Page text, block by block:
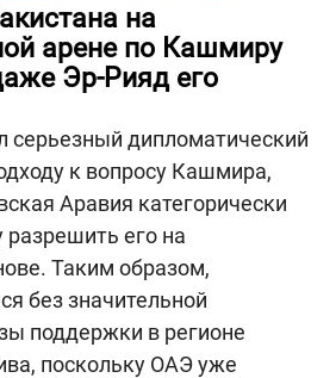
на
арене по Кашмиру
Эр-Рияд его
серьезный дипломатический
к вопросу Кашмира,
Аравия категорически
разрешить его на
Таким образом,
без значительной
поддержки в регионе
поскольку ОАЭ уже